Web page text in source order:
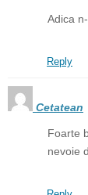
Adica
Reply
Cetatean
Foarte
nevoie